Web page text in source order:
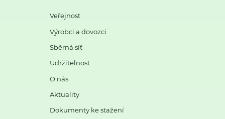
Veřejnost
Výrobci a dovozci
Sběrná síť
Udržitelnost
O nás
Aktuality
Dokumenty ke stažení